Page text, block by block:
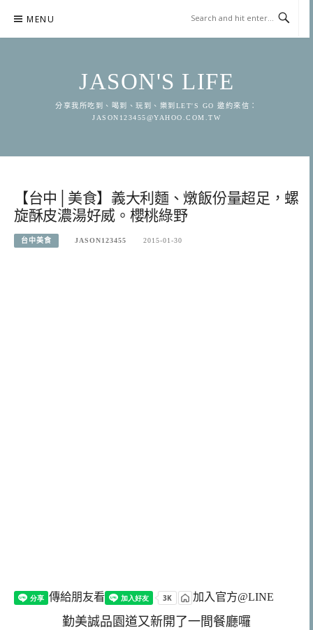
content
MENU
JASON'S LIFE
分享我所吃到、喝到、玩到、樂到LET'S GO 邀約來信：
JASON123455@YAHOO.COM.TW
【台中│美食】義大利麵、燉飯份量超足，螺
旋酥皮濃湯好威。櫻桃綠野
台中美食 JASON123455 2015-01-30
傳給朋友看 加入官方@LINE
勤美誠品園道又新開了一間餐廳囉